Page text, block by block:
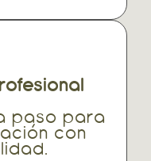
paso para
con